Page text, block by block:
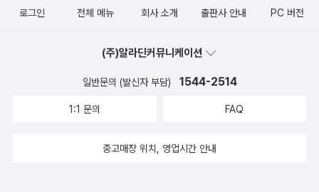
로그인 전체 메뉴 회사 소개 출판사 안내 PC 버전
(주)알라딘커뮤니케이션
일반문의 (발신자 부담) 1544-2514
1:1 문의 FAQ
중고매장 위치, 영업시간 안내